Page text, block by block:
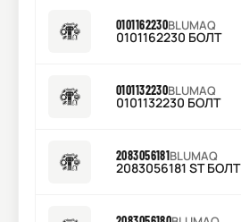
0101162230BLUMAQ
0101162230 БОЛТ
0101132230BLUMAQ
0101132230 БОЛТ
2083056181BLUMAQ
2083056181 ST БОЛТ